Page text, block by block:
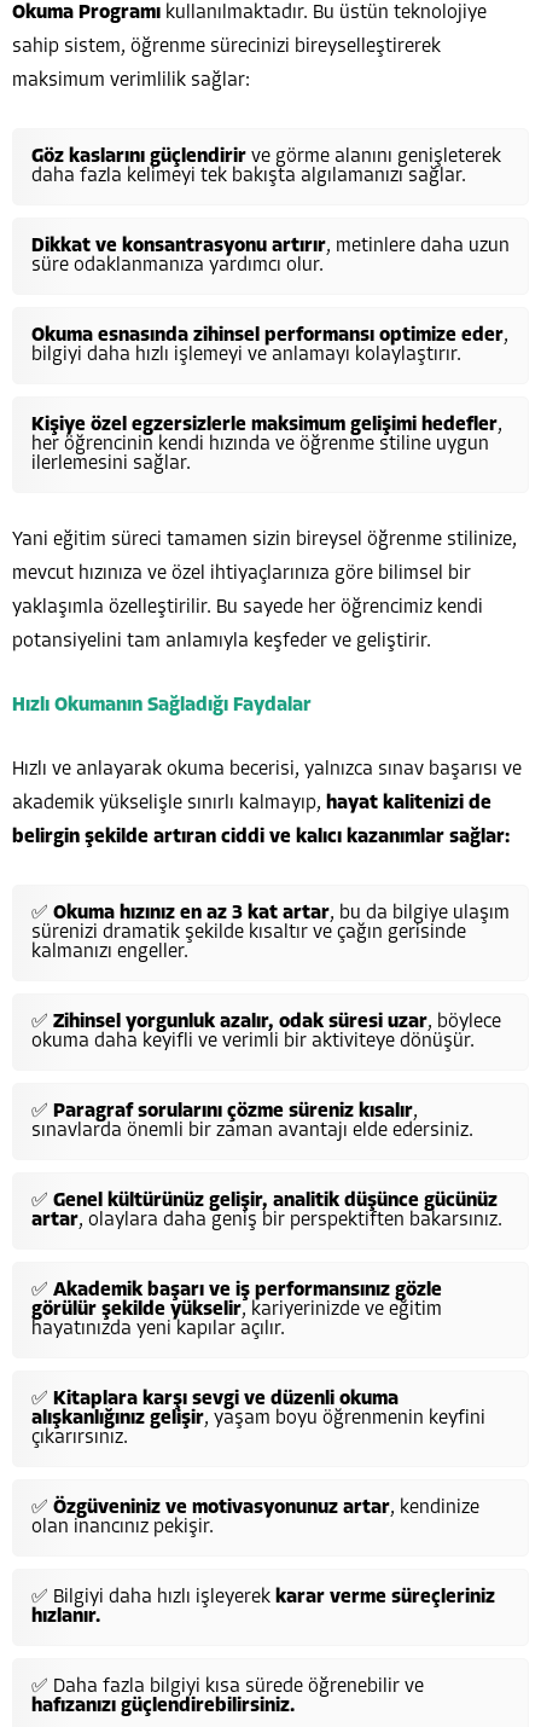
Okuma Programı kullanılmaktadır. Bu üstün teknolojiye
sahip sistem, öğrenme sürecinizi bireyselleştirerek
maksimum verimlilik sağlar:
Göz kaslarını güçlendirir ve görme alanını genişleterek
daha fazla kelimeyi tek bakışta algılamanızı sağlar.
Dikkat ve konsantrasyonu artırır, metinlere daha uzun
süre odaklanmanıza yardımcı olur.
Okuma esnasında zihinsel performansı optimize eder,
bilgiyi daha hızlı işlemeyi ve anlamayı kolaylaştırır.
Kişiye özel egzersizlerle maksimum gelişimi hedefler,
her öğrencinin kendi hızında ve öğrenme stiline uygun
ilerlemesini sağlar.
Yani eğitim süreci tamamen sizin bireysel öğrenme stilinize,
mevcut hızınıza ve özel ihtiyaçlarınıza göre bilimsel bir
yaklaşımla özelleştirilir. Bu sayede her öğrencimiz kendi
potansiyelini tam anlamıyla keşfeder ve geliştirir.
Hızlı Okumanın Sağladığı Faydalar
Hızlı ve anlayarak okuma becerisi, yalnızca sınav başarısı ve
akademik yükselişle sınırlı kalmayıp, hayat kalitenizi de
belirgin şekilde artıran ciddi ve kalıcı kazanımlar sağlar:
✅ Okuma hızınız en az 3 kat artar, bu da bilgiye ulaşım
sürenizi dramatik şekilde kısaltır ve çağın gerisinde
kalmanızı engeller.
✅ Zihinsel yorgunluk azalır, odak süresi uzar, böylece
okuma daha keyifli ve verimli bir aktiviteye dönüşür.
✅ Paragraf sorularını çözme süreniz kısalır,
sınavlarda önemli bir zaman avantajı elde edersiniz.
✅ Genel kültürünüz gelişir, analitik düşünce gücünüz
artar, olaylara daha geniş bir perspektiften bakarsınız.
✅ Akademik başarı ve iş performansınız gözle
görülür şekilde yükselir, kariyerinizde ve eğitim
hayatınızda yeni kapılar açılır.
✅ Kitaplara karşı sevgi ve düzenli okuma
alışkanlığınız gelişir, yaşam boyu öğrenmenin keyfini
çıkarırsınız.
✅ Özgüveniniz ve motivasyonunuz artar, kendinize
olan inancınız pekişir.
✅ Bilgiyi daha hızlı işleyerek karar verme süreçleriniz
hızlanır.
✅ Daha fazla bilgiyi kısa sürede öğrenebilir ve
hafızanızı güçlendirebilirsiniz.